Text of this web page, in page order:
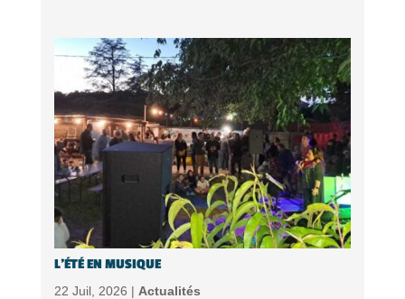
L’ÉTÉ EN MUSIQUE
22 Juil, 2026 | Actualités